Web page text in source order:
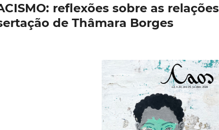
reflexões sobre as relações
de Thâmara Borges